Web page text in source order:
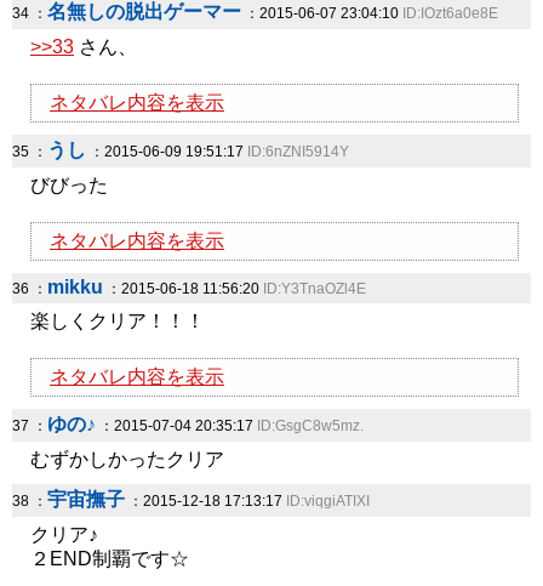
34 ： 名無しの脱出ゲーマー ：2015-06-07 23:04:10 ID:IOzt6a0e8E
>>33 さん、
ネタバレ内容を表示
35 ： うし ：2015-06-09 19:51:17 ID:6nZNI5914Y
びびった
ネタバレ内容を表示
36 ： mikku ：2015-06-18 11:56:20 ID:Y3TnaOZl4E
楽しくクリア！！！
ネタバレ内容を表示
37 ： ゆの♪ ：2015-07-04 20:35:17 ID:GsgC8w5mz.
むずかしかったクリア
38 ： 宇宙撫子 ：2015-12-18 17:13:17 ID:viqgiATIXI
クリア♪
２END制覇です☆